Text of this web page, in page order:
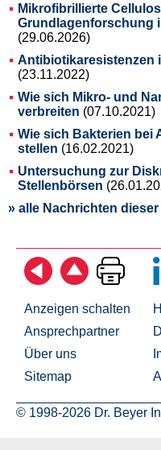
Mikrofibrillierte
Grundlagenforschung
(29.06.2026)
Antibiotikaresistenzen
(23.11.2022)
Wie sich Mikro- und
verbreiten (07.10.2021)
Wie sich Bakterien bei
stellen (16.02.2021)
Untersuchung zur
Stellenbörsen
» alle Nachrichten dieser
Anzeigen schalten
Ansprechpartner
Über uns
Sitemap
© 1998-2026 Dr. Beyer